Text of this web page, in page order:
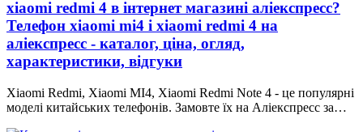
xiaomi redmi 4 в інтернет магазині аліекспресс?
Телефон xiaomi mi4 і xiaomi redmi 4 на
аліекспресс - каталог, ціна, огляд,
характеристики, відгуки
Xiaomi Redmi, Xiaomi MI4, Xiaomi Redmi Note 4 - це популярні
моделі китайських телефонів. Замовте їх на Аліекспресс за…